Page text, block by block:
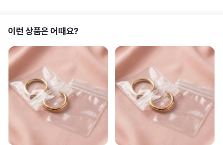
이런 상품은 어때요?